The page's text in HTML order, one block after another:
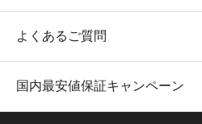
よくあるご質問
国内最安値保証キャンペーン